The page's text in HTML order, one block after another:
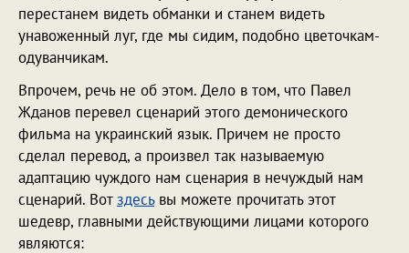
перестанем видеть обманки и станем видеть
унавоженный луг, где мы сидим, подобно цветочкам-
одуванчикам.
Впрочем, речь не об этом. Дело в том, что Павел
Жданов перевел сценарий этого демонического
фильма на украинский язык. Причем не просто
сделал перевод, а произвел так называемую
адаптацию чуждого нам сценария в нечуждый нам
сценарий. Вотздесьвы можете прочитать этот
шедевр, главными действующими лицами которого
являются: